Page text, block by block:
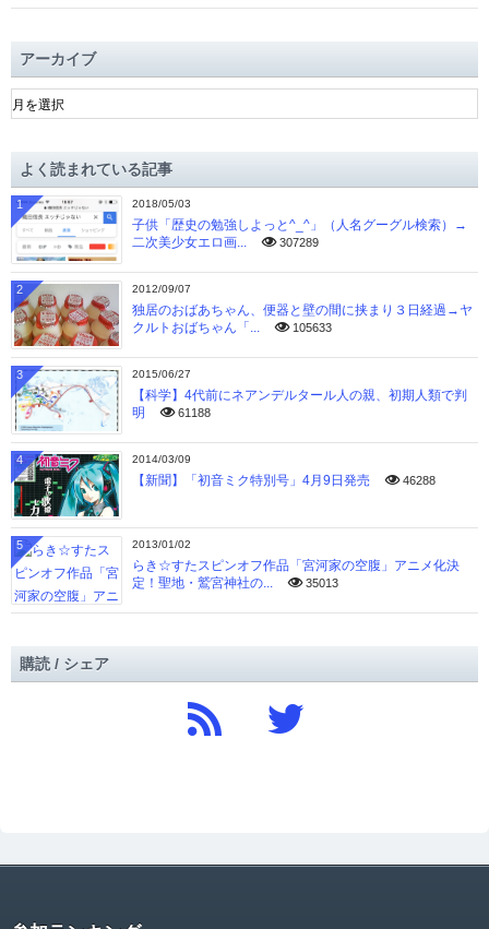
アーカイブ
ア
ー
ブよく読まれている記事
2018/05/03
子供「歴史の勉強しよっと^_^」（人名グーグル検索）→
二次美少女エロ画...
307289
1
2012/09/07
独居のおばあちゃん、便器と壁の間に挟まり３日経過→ヤ
クルトおばちゃん「...
105633
2
2015/06/27
【科学】4代前にネアンデルタール人の親、初期人類で判
明
61188
3
2014/03/09
【新聞】「初音ミク特別号」4月9日発売 46288
4
2013/01/02
らき☆すたスピンオフ作品「宮河家の空腹」アニメ化決
定！聖地・鷲宮神社の...
35013
5
購読 / シェア